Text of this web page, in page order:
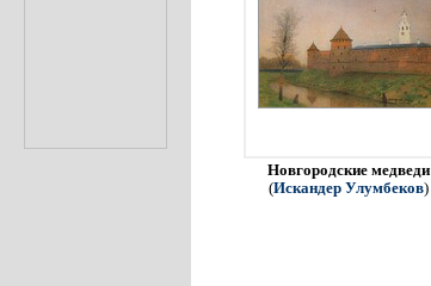
Новгородские медведи
(Искандер Улумбеков)